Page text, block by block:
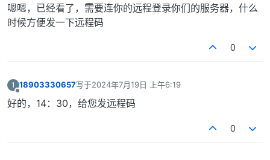
嗯嗯，已经看了，需要连你的远程登录你们的服务器，什么
时候方便发一下远程码
0
1
离线
18903330657写于2024年7月19日 上午6:19
最后由 编辑
好的，14：30，给您发远程码
0